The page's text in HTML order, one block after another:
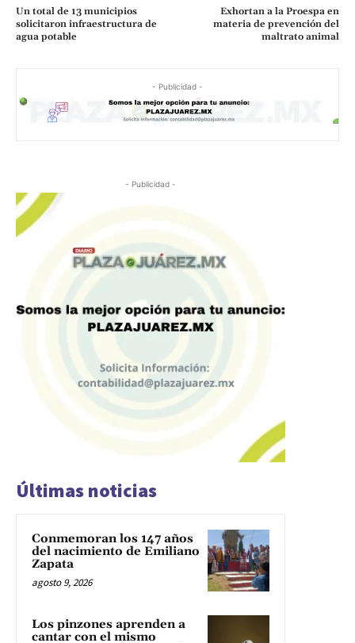
Un total de 13 municipios
solicitaron infraestructura de
agua potable
Exhortan a la Proespa en
materia de prevención del
maltrato animal
- Publicidad -
- Publicidad -
Últimas noticias
Conmemoran los 147 años
del nacimiento de Emiliano
Zapata
agosto 9, 2026
Los pinzones aprenden a
cantar con el mismo